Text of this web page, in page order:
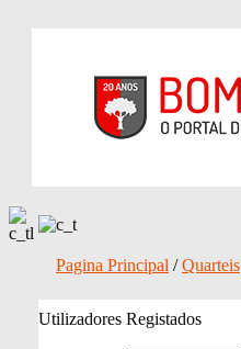
Pagina Principal /Quarteis
Utilizadores Registados